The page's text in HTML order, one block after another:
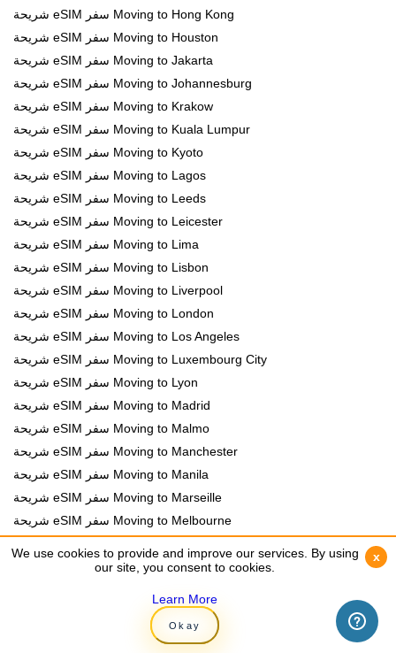
شريحة eSIM سفر Moving to Hong Kong
شريحة eSIM سفر Moving to Houston
شريحة eSIM سفر Moving to Jakarta
شريحة eSIM سفر Moving to Johannesburg
شريحة eSIM سفر Moving to Krakow
شريحة eSIM سفر Moving to Kuala Lumpur
شريحة eSIM سفر Moving to Kyoto
شريحة eSIM سفر Moving to Lagos
شريحة eSIM سفر Moving to Leeds
شريحة eSIM سفر Moving to Leicester
شريحة eSIM سفر Moving to Lima
شريحة eSIM سفر Moving to Lisbon
شريحة eSIM سفر Moving to Liverpool
شريحة eSIM سفر Moving to London
شريحة eSIM سفر Moving to Los Angeles
شريحة eSIM سفر Moving to Luxembourg City
شريحة eSIM سفر Moving to Lyon
شريحة eSIM سفر Moving to Madrid
شريحة eSIM سفر Moving to Malmo
شريحة eSIM سفر Moving to Manchester
شريحة eSIM سفر Moving to Manila
شريحة eSIM سفر Moving to Marseille
شريحة eSIM سفر Moving to Melbourne
شريحة eSIM سفر Moving to Miami
شريحة eSIM سفر Moving to Minneapolis
شريحة eSIM سفر Moving to Montreal
We use cookies to provide and improve our services. By using
our site, you consent to cookies.
Learn More
Okay
x
We use cookies to provide and improve our services. By using
our site, you consent to cookies.
Learn More
Okay
x